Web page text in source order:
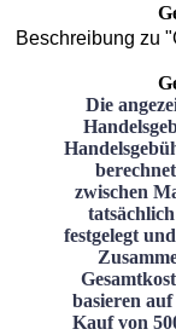
Beschreibung zu
Die
zwischen
festgelegt
basieren
Kauf von